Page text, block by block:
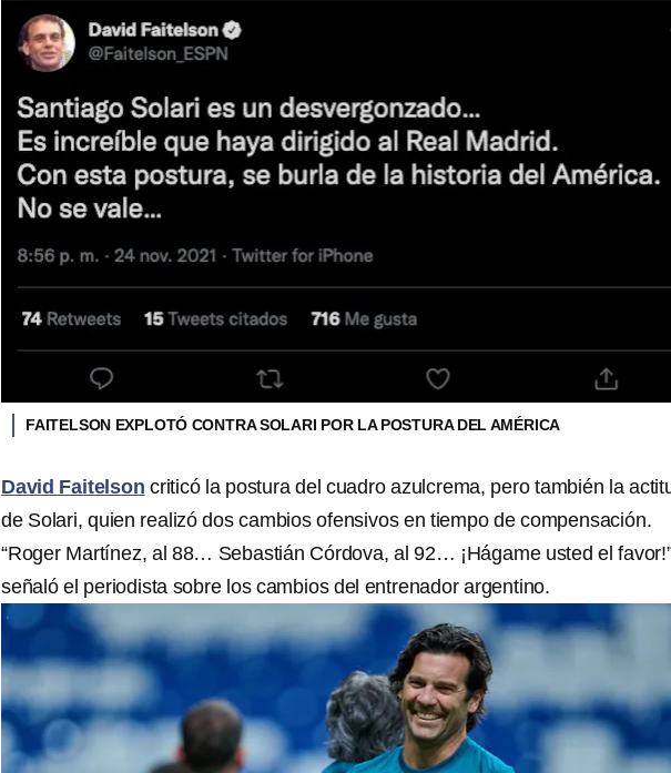
FAITELSON EXPLOTÓ CONTRA SOLARI POR LA POSTURA DEL AMÉRICA
David Faitelson criticó la postura del cuadro azulcrema, pero también la
de Solari, quien realizó dos cambios ofensivos en tiempo de compensación.
“Roger Martínez, al 88… Sebastián Córdova, al 92… ¡Hágame usted el
señaló el periodista sobre los cambios del entrenador argentino.